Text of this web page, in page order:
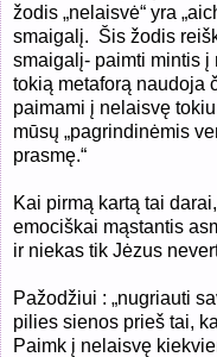
žodis „nelaisvė“ yra
smaigalį. Šis žodis
smaigalį- paimti mintis
tokią metaforą naudoja
paimami į nelaisvę
mūsų „pagrindinėmis
prasmę.“
Kai pirmą kartą tai
emociškai mąstantis
ir niekas tik Jėzus
Pažodžiui : „nugriauti
pilies sienos prieš tai,
Paimk į nelaisvę